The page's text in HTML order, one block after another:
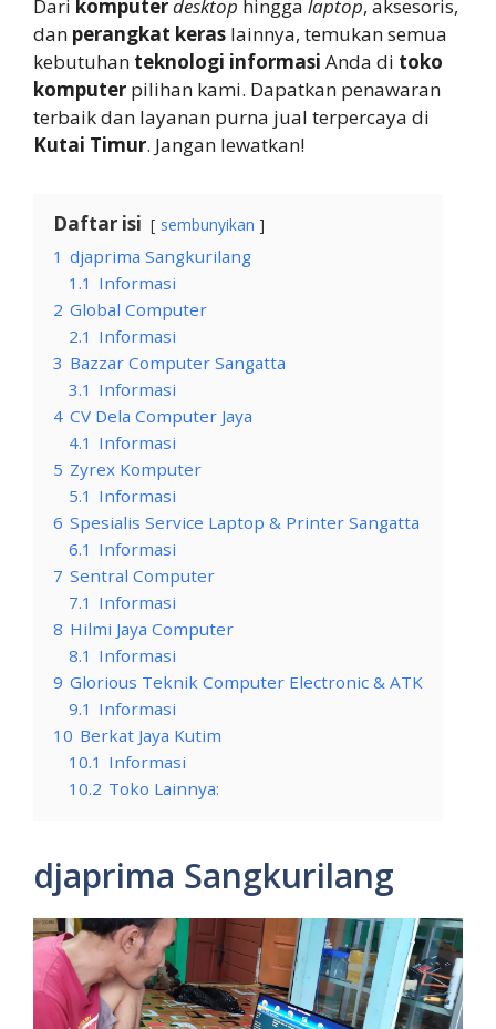
Dari komputerdesktop hingga laptop, aksesoris,
dan perangkat keras lainnya, temukan semua
kebutuhan teknologi informasi Anda di toko
komputer pilihan kami. Dapatkan penawaran
terbaik dan layanan purna jual terpercaya di
Kutai Timur. Jangan lewatkan!
Daftar isi sembunyikan
1 djaprima Sangkurilang
1.1 Informasi
2 Global Computer
2.1 Informasi
3 Bazzar Computer Sangatta
3.1 Informasi
4 CV Dela Computer Jaya
4.1 Informasi
5 Zyrex Komputer
5.1 Informasi
6 Spesialis Service Laptop & Printer Sangatta
6.1 Informasi
7 Sentral Computer
7.1 Informasi
8 Hilmi Jaya Computer
8.1 Informasi
9 Glorious Teknik Computer Electronic & ATK
9.1 Informasi
10 Berkat Jaya Kutim
10.1 Informasi
10.2 Toko Lainnya:
djaprima Sangkurilang